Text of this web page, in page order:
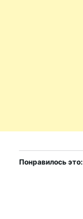
Понравилось это: